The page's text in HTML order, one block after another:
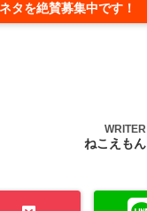
タを絶賛募集中です！
WRITER
ねこえもん